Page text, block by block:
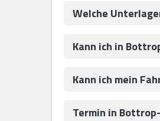
Welche
Kann ich in
Kann ich mein
Termin in